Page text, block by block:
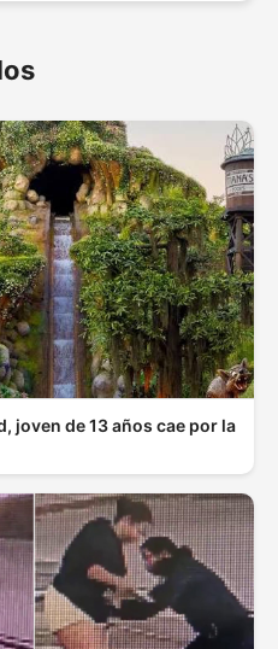
joven de 13 años cae por la